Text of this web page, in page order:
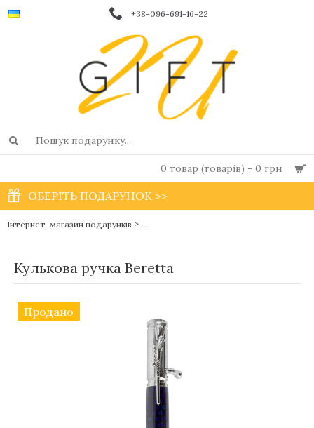
+38-096-691-16-22
0 товар (товарів) - 0 грн
ОБЕРІТЬ ПОДАРУНОК >>
Інтернет-магазин подарунків > Дизайнерські кулькові та перові ручки
Кулькова ручка Beretta
Продано